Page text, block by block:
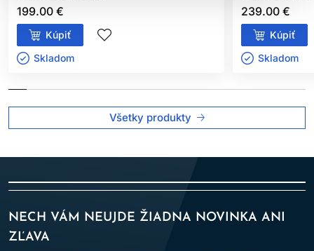
199.00 €
Kúpiť
Skladom ㅤ
239.00 €
Kúpiť
Skladom ㅤ
Všetky produkty
NECH VÁM NEUJDE ŽIADNA NOVINKA ANI
ZĽAVA